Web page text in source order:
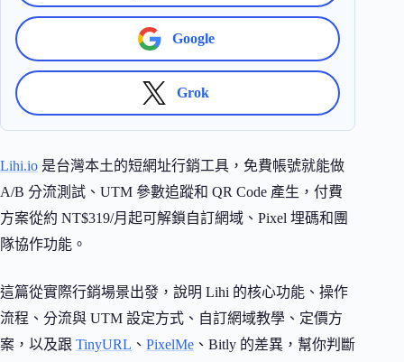
Google
Grok
Lihi.io 是台灣本土的短網址行銷工具，免費帳號就能做
A/B 分流測試、UTM 參數追蹤和 QR Code 產生，付費
方案從約 NT$319/月起可解鎖自訂網域、Pixel 埋碼和團
隊協作功能。
這篇從實際行銷場景出發，說明 Lihi 的核心功能、操作
流程、分流與 UTM 設定方式、自訂網域教學、定價方
案，以及跟 TinyURL 、 PixelMe 、Bitly 的差異，幫你判斷